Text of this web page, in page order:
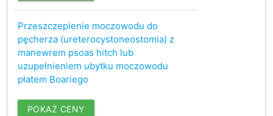
Przeszczepienie moczowodu do
pęcherza (ureterocystoneostomia) z
manewrem psoas hitch lub
uzupełnieniem ubytku moczowodu
płatem Boariego
POKAŻ CENY